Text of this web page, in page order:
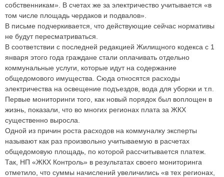
собственникам». В счетах же за электричество учитывается «в
том числе площадь чердаков и подвалов».
В письме подчеркивается, что действующие сейчас нормативы
не будут пересматриваться.
В соответствии с последней редакцией Жилищного кодекса с 1
января этого года граждане стали оплачивать отдельно
коммунальные услуги, которые идут на содержание
общедомового имущества. Сюда относятся расходы
электричества на освещение подъездов, вода для уборки и т.п.
Первые мониторинги того, как новый порядок был воплощен в
жизнь, показали, что во многих регионах плата за ЖКХ
существенно выросла.
Одной из причин роста расходов на коммуналку эксперты
называют как раз произвольно учитываемую в расчетах
общедомовую площадь, по которой рассчитывается платеж.
Так, НП «ЖКХ Контроль» в результатах своего мониторинга
отметило, что суммы начислений увеличились «в тех регионах,